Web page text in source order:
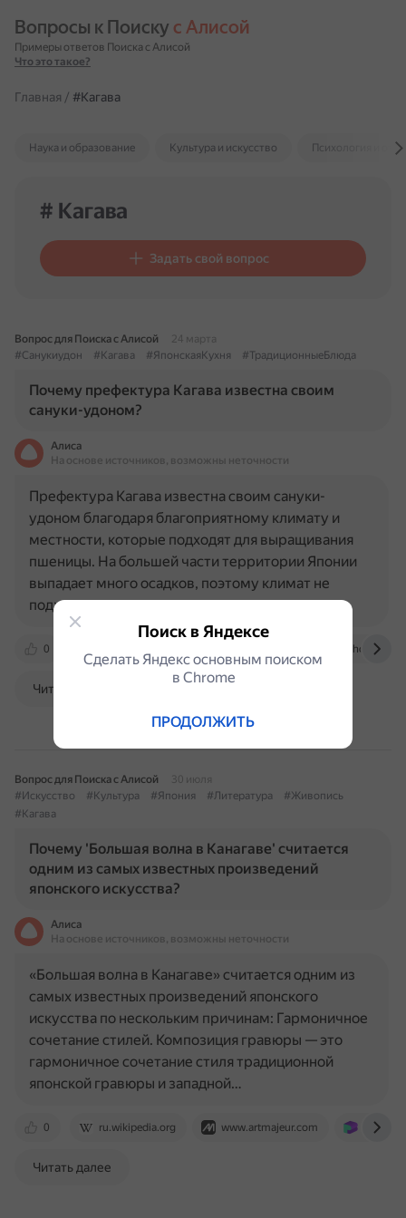
Вопросы к Поиску с Алисой
Примеры ответов Поиска с Алисой
Что это такое?
Главная / #Кагава
Наука и образование Культура и искусство Психология и
# Кагава
Задать свой вопрос
Вопрос для Поиска с Алисой
24 марта
#Санукиудон
#Кагава #ЯпонскаяКухня #ТрадиционныеБлюда
Почему префектура Кагава известна своим
сануки-удоном?
Алиса
На основе источников, возможны неточности
0 goszechuanhouse.com
Префектура Кагава известна своим сануки-
удоном благодаря благоприятному климату и
местности, которые подходят для выращивания
пшеницы. На большей части территории Японии
выпадает много осадков, поэтому климат не
подходит для выращивания пшеницы…
Читать далее
Вопрос для Поиска с Алисой
30 июля
#Искусство
#Культура #Япония #Литература
#Живопись
#Кагава
Почему 'Большая волна в Канагаве' считается
одним из самых известных произведений
японского искусства?
Алиса
На основе источников, возможны неточности
0 ru.wikipedia.org www.artmajeur.com
«Большая волна в Канагаве» считается одним из
самых известных произведений японского
искусства по нескольким причинам: Гармоничное
сочетание стилей. Композиция гравюры — это
гармоничное сочетание стиля традиционной
японской гравюры и западной…
Читать далее
Поиск в Яндексе
Сделать Яндекс основным поиском
в Сhrome
ПРОДОЛЖИТЬ